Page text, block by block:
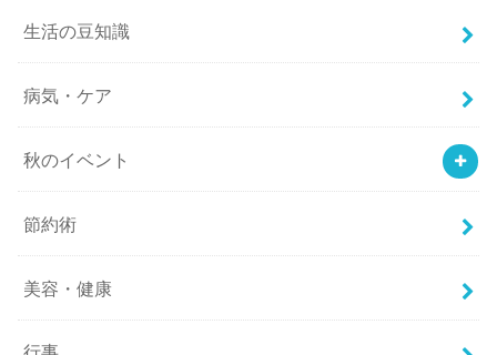
生活の豆知識
病気・ケア
秋のイベント
節約術
美容・健康